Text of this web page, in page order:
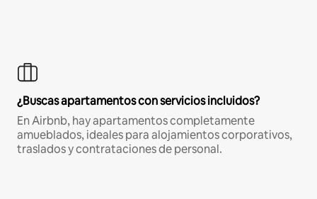
¿Buscas apartamentos con servicios incluidos?
En Airbnb, hay apartamentos completamente
amueblados, ideales para alojamientos corporativos,
traslados y contrataciones de personal.